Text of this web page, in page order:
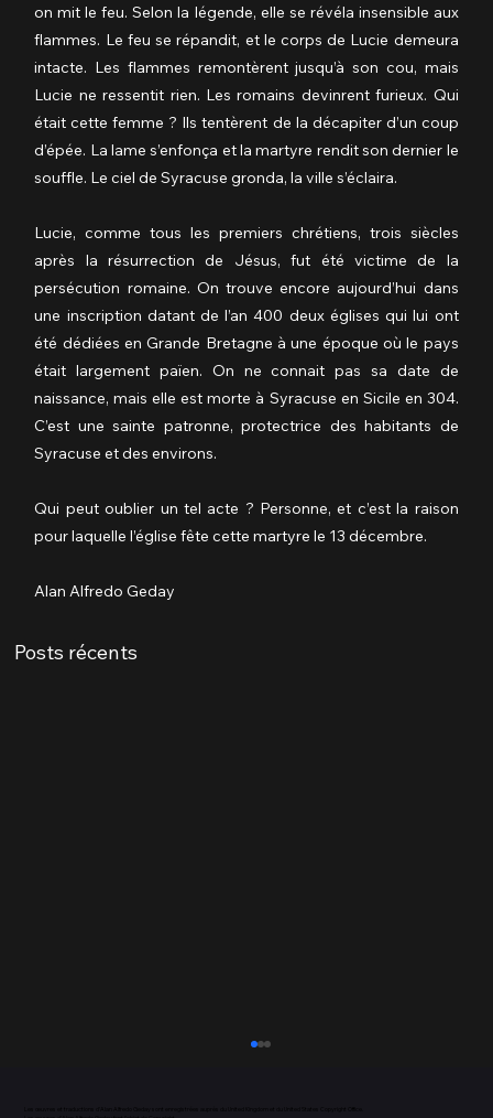
on mit le feu. Selon la légende, elle se révéla insensible aux
flammes. Le feu se répandit, et le corps de Lucie demeura
intacte. Les flammes remontèrent jusqu’à son cou, mais
Lucie ne ressentit rien. Les romains devinrent furieux. Qui
était cette femme ? Ils tentèrent de la décapiter d’un coup
d’épée. La lame s’enfonça et la martyre rendit son dernier le
souffle. Le ciel de Syracuse gronda, la ville s’éclaira.
Lucie, comme tous les premiers chrétiens, trois siècles
après la résurrection de Jésus, fut été victime de la
persécution romaine. On trouve encore aujourd’hui dans
une inscription datant de l’an 400 deux églises qui lui ont
été dédiées en Grande Bretagne à une époque où le pays
était largement païen. On ne connait pas sa date de
naissance, mais elle est morte à Syracuse en Sicile en 304.
C’est une sainte patronne, protectrice des habitants de
Syracuse et des environs.
Qui peut oublier un tel acte ? Personne, et c’est la raison
pour laquelle l’église fête cette martyre le 13 décembre.
Alan Alfredo Geday
Posts récents